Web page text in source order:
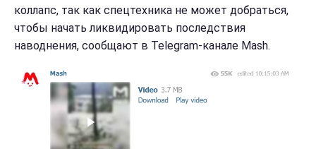
коллапс, так как спецтехника не может добраться,
чтобы начать ликвидировать последствия
наводнения, сообщают в Telegram-канале Mash.